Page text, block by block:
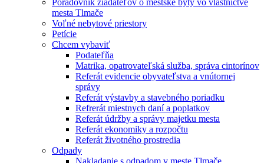
Poradovník žiadateľov o mestské byty vo vlastníctve
mesta Tlmače
Voľné nebytové priestory
Petície
Chcem vybaviť
Podateľňa
Matrika, opatrovateľská služba, správa cintorínov
Referát evidencie obyvateľstva a vnútornej
správy
Referát výstavby a stavebného poriadku
Refrerát miestnych daní a poplatkov
Referát údržby a správy majetku mesta
Referát ekonomiky a rozpočtu
Referát životného prostredia
Odpady
Nakladanie s odpadom v meste Tlmače